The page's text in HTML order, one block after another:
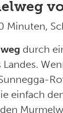
Minuten,
durch
einfach